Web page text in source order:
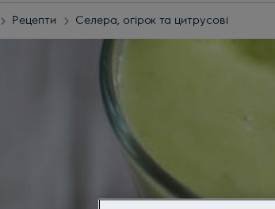
Рецепти Селера, огірок та цитрусові